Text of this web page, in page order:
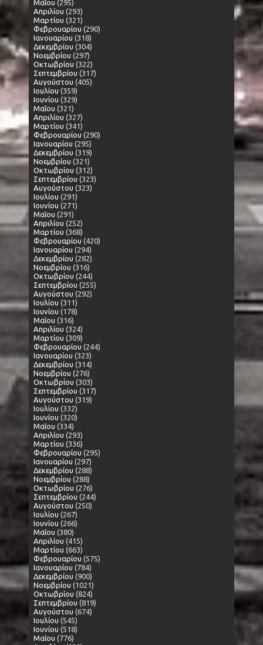
Μαΐου (295)
Απριλίου (293)
Μαρτίου (321)
Φεβρουαρίου (290)
Ιανουαρίου (318)
Δεκεμβρίου (304)
Νοεμβρίου (297)
Οκτωβρίου (322)
Σεπτεμβρίου (317)
Αυγούστου (405)
Ιουλίου (359)
Ιουνίου (329)
Μαΐου (321)
Απριλίου (327)
Μαρτίου (341)
Φεβρουαρίου (290)
Ιανουαρίου (295)
Δεκεμβρίου (319)
Νοεμβρίου (321)
Οκτωβρίου (312)
Σεπτεμβρίου (323)
Αυγούστου (323)
Ιουλίου (291)
Ιουνίου (271)
Μαΐου (291)
Απριλίου (252)
Μαρτίου (368)
Φεβρουαρίου (420)
Ιανουαρίου (294)
Δεκεμβρίου (282)
Νοεμβρίου (316)
Οκτωβρίου (244)
Σεπτεμβρίου (255)
Αυγούστου (292)
Ιουλίου (311)
Ιουνίου (178)
Μαΐου (316)
Απριλίου (324)
Μαρτίου (309)
Φεβρουαρίου (244)
Ιανουαρίου (323)
Δεκεμβρίου (314)
Νοεμβρίου (276)
Οκτωβρίου (303)
Σεπτεμβρίου (317)
Αυγούστου (319)
Ιουλίου (332)
Ιουνίου (320)
Μαΐου (334)
Απριλίου (293)
Μαρτίου (336)
Φεβρουαρίου (295)
Ιανουαρίου (297)
Δεκεμβρίου (288)
Νοεμβρίου (288)
Οκτωβρίου (276)
Σεπτεμβρίου (244)
Αυγούστου (250)
Ιουλίου (267)
Ιουνίου (266)
Μαΐου (380)
Απριλίου (415)
Μαρτίου (663)
Φεβρουαρίου (575)
Ιανουαρίου (784)
Δεκεμβρίου (900)
Νοεμβρίου (1021)
Οκτωβρίου (824)
Σεπτεμβρίου (819)
Αυγούστου (674)
Ιουλίου (545)
Ιουνίου (518)
Μαΐου (776)